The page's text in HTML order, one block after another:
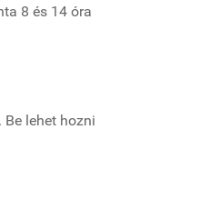
8 és 14 óra
lehet hozni